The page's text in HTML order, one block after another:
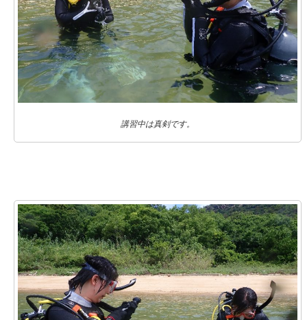
講習中は真剣です。